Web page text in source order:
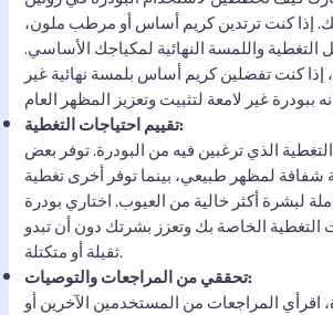
إذا كنت ترتدين كريم أساس أو مرطب ملون،
التغطية واللمسة النهائية لمكياجك الأساسي.
كنت تفضلين كريم أساس بلمسة نهائية غير
تقييم احتياجات التغطية:
الذي ترغبين فيه من البودرة. توفر بعض
شفافة لمظهر طبيعي، بينما توفر أخرى تغطية
لبشرة أكثر خالية من العيوب. اختاري بودرة
التغطية الخاصة بك وتعزز بشرتك دون أن تبدو
ثقيلة أو متكتلة.
تحققي من المراجعات والتوصيات:
اقرأي المراجعات من المستخدمين الآخرين أو